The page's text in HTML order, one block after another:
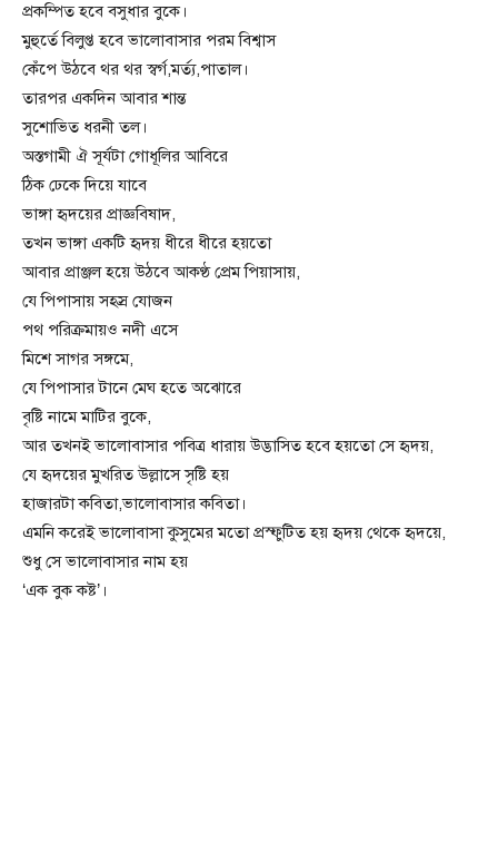
প্রকম্পিত হবে বসুধার বুকে।
মুহুর্তে বিলুপ্ত হবে ভালোবাসার পরম বিশ্বাস
কেঁপে উঠবে থর থর স্বর্গ,মর্ত্য,পাতাল।
তারপর একদিন আবার শান্ত
সুশোভিত ধরনী তল।
অস্তগামী ঐ সূর্যটা গোধূলির আবিরে
ঠিক ঢেকে দিয়ে যাবে
ভাঙ্গা হৃদয়ের প্রাজ্ঞবিষাদ,
তখন ভাঙ্গা একটি হৃদয় ধীরে ধীরে হয়তো
আবার প্রাঞ্জল হয়ে উঠবে আকণ্ঠ প্রেম পিয়াসায়,
যে পিপাসায় সহস্র যোজন
পথ পরিক্রমায়ও নদী এসে
মিশে সাগর সঙ্গমে,
যে পিপাসার টানে মেঘ হতে অঝোরে
বৃষ্টি নামে মাটির বুকে,
আর তখনই ভালোবাসার পবিত্র ধারায় উদ্ভাসিত হবে হয়তো সে হৃদয়,
যে হৃদয়ের মুখরিত উল্লাসে সৃষ্টি হয়
হাজারটা কবিতা,ভালোবাসার কবিতা।
এমনি করেই ভালোবাসা কুসুমের মতো প্রস্ফুটিত হয় হৃদয় থেকে হৃদয়ে,
শুধু সে ভালোবাসার নাম হয়
‘এক বুক কষ্ট’।